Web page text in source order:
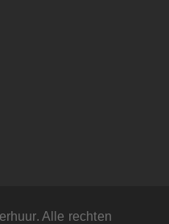
Alle rechten